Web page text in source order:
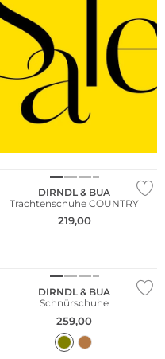
NEU
DIRNDL & BUA
Trachtenschuhe COUNTRY
219,00
DIRNDL & BUA
Schnürschuhe
259,00